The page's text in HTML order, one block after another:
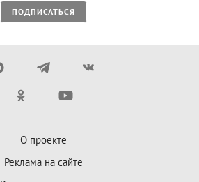
ПОДПИСАТЬСЯ
О проекте
Реклама на сайте